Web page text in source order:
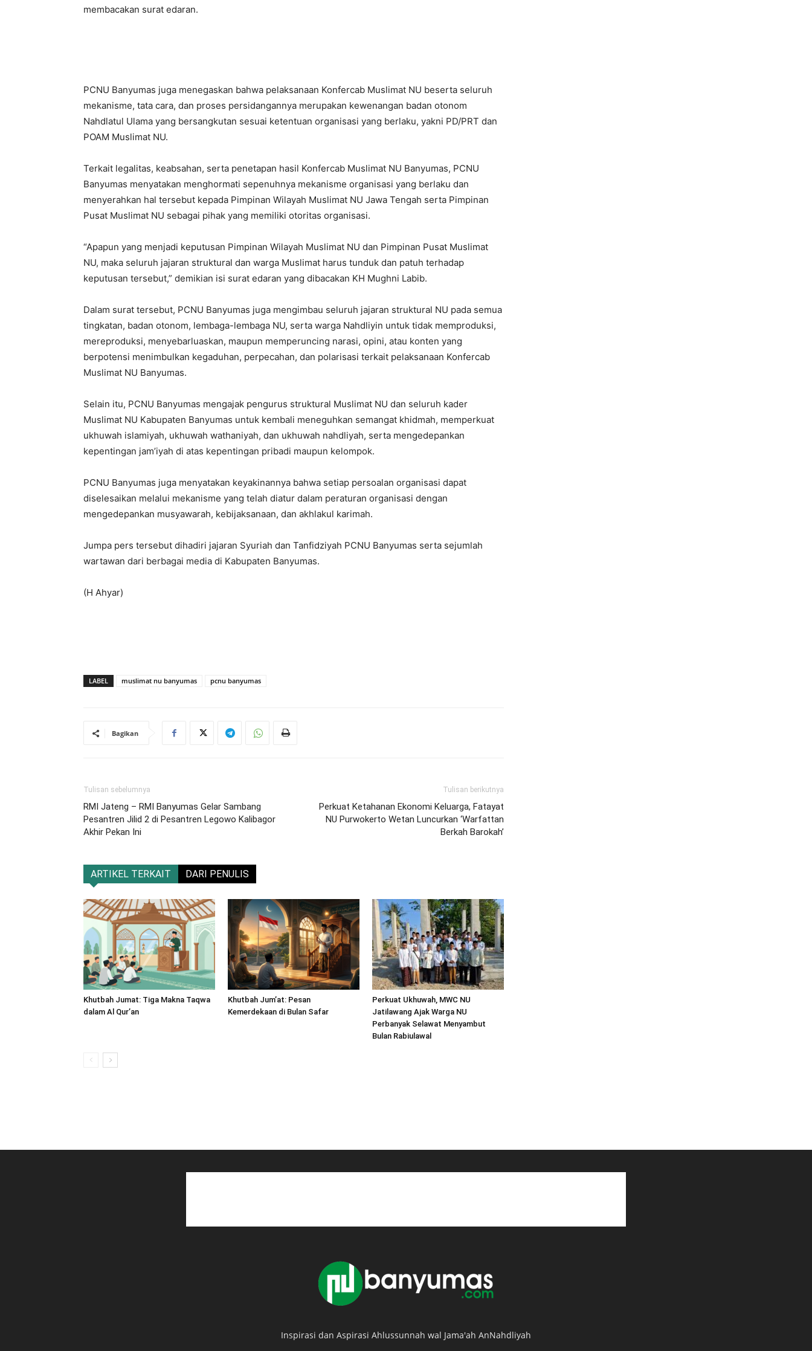
membacakan surat edaran.
PCNU Banyumas juga menegaskan bahwa pelaksanaan Konfercab Muslimat NU beserta seluruh
mekanisme, tata cara, dan proses persidangannya merupakan kewenangan badan otonom
Nahdlatul Ulama yang bersangkutan sesuai ketentuan organisasi yang berlaku, yakni PD/PRT dan
POAM Muslimat NU.
Terkait legalitas, keabsahan, serta penetapan hasil Konfercab Muslimat NU Banyumas, PCNU
Banyumas menyatakan menghormati sepenuhnya mekanisme organisasi yang berlaku dan
menyerahkan hal tersebut kepada Pimpinan Wilayah Muslimat NU Jawa Tengah serta Pimpinan
Pusat Muslimat NU sebagai pihak yang memiliki otoritas organisasi.
“Apapun yang menjadi keputusan Pimpinan Wilayah Muslimat NU dan Pimpinan Pusat Muslimat
NU, maka seluruh jajaran struktural dan warga Muslimat harus tunduk dan patuh terhadap
keputusan tersebut,” demikian isi surat edaran yang dibacakan KH Mughni Labib.
Dalam surat tersebut, PCNU Banyumas juga mengimbau seluruh jajaran struktural NU pada semua
tingkatan, badan otonom, lembaga-lembaga NU, serta warga Nahdliyin untuk tidak memproduksi,
mereproduksi, menyebarluaskan, maupun memperuncing narasi, opini, atau konten yang
berpotensi menimbulkan kegaduhan, perpecahan, dan polarisasi terkait pelaksanaan Konfercab
Muslimat NU Banyumas.
Selain itu, PCNU Banyumas mengajak pengurus struktural Muslimat NU dan seluruh kader
Muslimat NU Kabupaten Banyumas untuk kembali meneguhkan semangat khidmah, memperkuat
ukhuwah islamiyah, ukhuwah wathaniyah, dan ukhuwah nahdliyah, serta mengedepankan
kepentingan jam’iyah di atas kepentingan pribadi maupun kelompok.
PCNU Banyumas juga menyatakan keyakinannya bahwa setiap persoalan organisasi dapat
diselesaikan melalui mekanisme yang telah diatur dalam peraturan organisasi dengan
mengedepankan musyawarah, kebijaksanaan, dan akhlakul karimah.
Jumpa pers tersebut dihadiri jajaran Syuriah dan Tanfidziyah PCNU Banyumas serta sejumlah
wartawan dari berbagai media di Kabupaten Banyumas.
(H Ahyar)
LABEL muslimat nu banyumas pcnu banyumas
Bagikan
Tulisan sebelumnya
RMI Jateng – RMI Banyumas Gelar Sambang
Pesantren Jilid 2 di Pesantren Legowo Kalibagor
Akhir Pekan Ini
Tulisan berikutnya
Perkuat Ketahanan Ekonomi Keluarga, Fatayat
NU Purwokerto Wetan Luncurkan ‘Warfattan
Berkah Barokah’
ARTIKEL TERKAIT DARI PENULIS
Khutbah Jumat: Tiga Makna Taqwa
dalam Al Qur’an
Khutbah Jum’at: Pesan
Kemerdekaan di Bulan Safar
Perkuat Ukhuwah, MWC NU
Jatilawang Ajak Warga NU
Perbanyak Selawat Menyambut
Bulan Rabiulawal
Inspirasi dan Aspirasi Ahlussunnah wal Jama'ah AnNahdliyah